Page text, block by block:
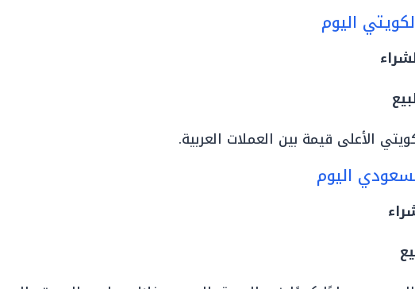
اليوم
الأعلى قيمة بين العملات العربية.
اليوم